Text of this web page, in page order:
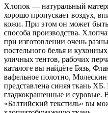
Хлопок — натуральный
хорошо пропускает воздух,
кожи. При этом он может быть
способа производства.
при изготовлении очень
постельного белья и
уличных тентов, рабочих
каталоге вы найдёте Бязь,
вафельное полотно,
представлена синяя ткань
гладкокрашенные и суровые.
«Балтийский текстиль» вы